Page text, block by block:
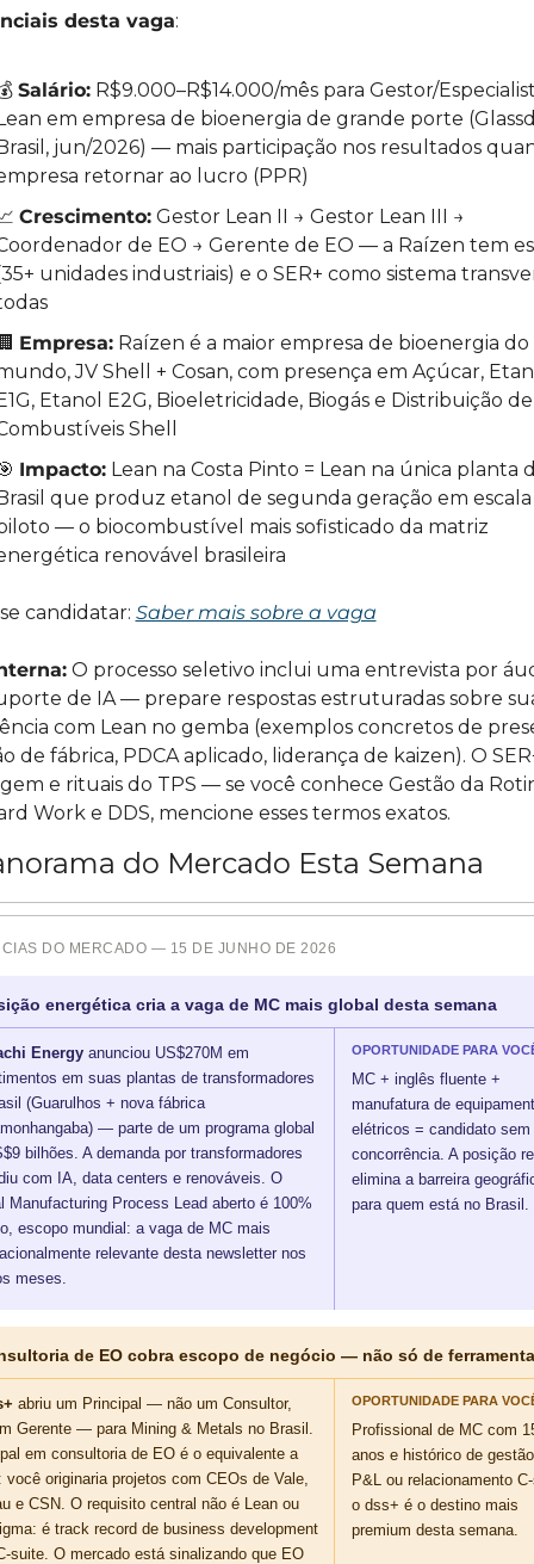
desta vaga:
Salário: R$9.000–R$14.000/mês para Gestor/
em empresa de bioenergia de grande porte
jun/2026) — mais participação nos resultados
retornar ao lucro (PPR)
Crescimento: Gestor Lean II → Gestor Lean III →
de EO → Gerente de EO — a Raízen tem
unidades industriais) e o SER+ como sistema
Empresa: Raízen é a maior empresa de bioenergia do
JV Shell + Cosan, com presença em Açúcar,
Etanol E2G, Bioeletricidade, Biogás e Distribuição de
Shell
Impacto: Lean na Costa Pinto = Lean na única planta
que produz etanol de segunda geração em escala
— o biocombustível mais sofisticado da matriz
renovável brasileira
candidatar: Saber mais sobre a vaga
O processo seletivo inclui uma entrevista por
de IA — prepare respostas estruturadas sobre
com Lean no gemba (exemplos concretos de
de fábrica, PDCA aplicado, liderança de kaizen). O
e rituais do TPS — se você conhece Gestão da
Work e DDS, mencione esses termos exatos.
do Mercado Esta Semana
DO MERCADO — 15 DE JUNHO DE 2026
energética cria a vaga de MC mais global desta semana
Energyanunciou US$270M em
em suas plantas de transformadores
(Guarulhos + nova fábrica
— parte de um programa global
bilhões. A demanda por transformadores
com IA, data centers e renováveis. O
Manufacturing Process Lead aberto é 100%
escopo mundial: a vaga de MC mais
relevante desta newsletter nos
meses.
OPORTUNIDADE PARA
MC + inglês fluente +
manufatura de
elétricos = candidato sem
concorrência. A posição
elimina a barreira
para quem está no Brasil.
de EO cobra escopo de negócio — não só de
abriu um Principal — não um Consultor,
Gerente — para Mining & Metals no Brasil.
em consultoria de EO é o equivalente a
você originaria projetos com CEOs de Vale,
e CSN. O requisito central não é Lean ou
é track record de business development
suite. O mercado está sinalizando que EO
OPORTUNIDADE PARA
Profissional de MC com
anos e histórico de
P&L ou relacionamento
o dss+ é o destino mais
premium desta semana.